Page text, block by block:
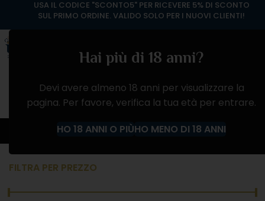
Hai più di 18 anni?
Devi avere almeno 18 anni per visualizzare la
pagina. Per favore, verifica la tua età per entrare.
HO 18 ANNI O PIÙHO MENO DI 18 ANNI
VINO ROSSO
FILTRA PER PREZZO
USA IL CODICE "SCONTO5" PER RICEVERE 5% DI SCONTO
SUL PRIMO ORDINE. VALIDO SOLO PER I NUOVI CLIENTI!